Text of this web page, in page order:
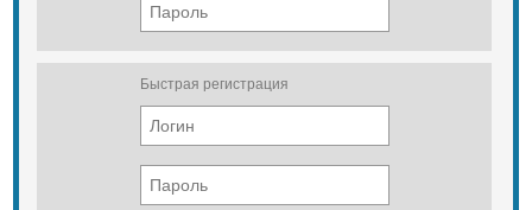
Overall dimensions (LxWxH) 4120
(4860)* x 2010 x 2520 [mm] Weight
2470 [kg] Branch diameter logs up to
counter-knife Feeding speed up to 21
[running meters/min] Chipping
capacity up to 16 [stère meters/h]
roll and hydraulically driven feeder
Быстрая регистрация